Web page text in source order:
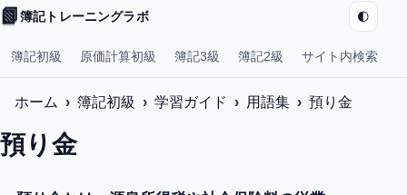
📗簿記トレーニングラボ
簿記初級 原価計算初級 簿記3級 簿記2級 サイト内検索
🌓
ホーム 簿記初級 学習ガイド 用語集 預り金
預り金